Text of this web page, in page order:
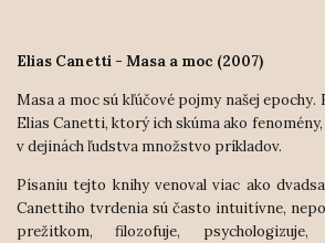
Elias Canetti - Masa a moc (2007)
Masa a moc sú kľúčové pojmy našej
Elias Canetti, ktorý ich skúma ako
v dejinách ľudstva množstvo príkladov.
Písaniu tejto knihy venoval viac ako
Canettiho tvrdenia sú často intuitívne,
prežitkom, filozofuje,